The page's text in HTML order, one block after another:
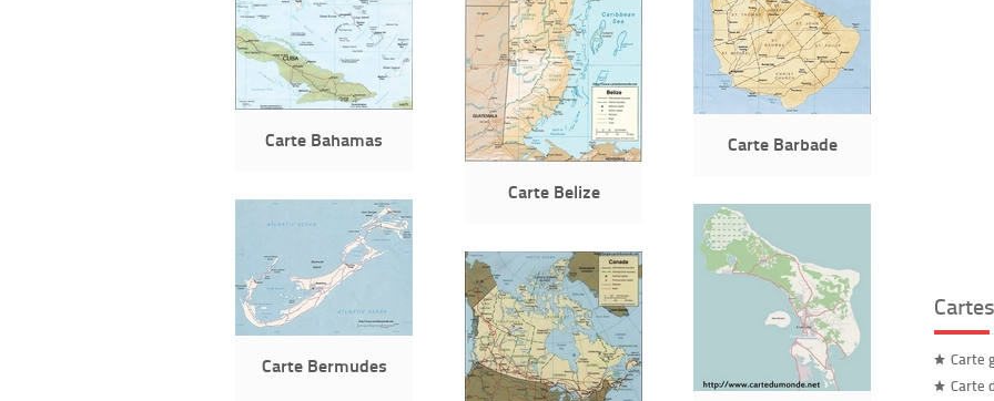
Carte Bahamas
Carte Barbade
Carte Belize
Carte Bermudes
Carte
Carte